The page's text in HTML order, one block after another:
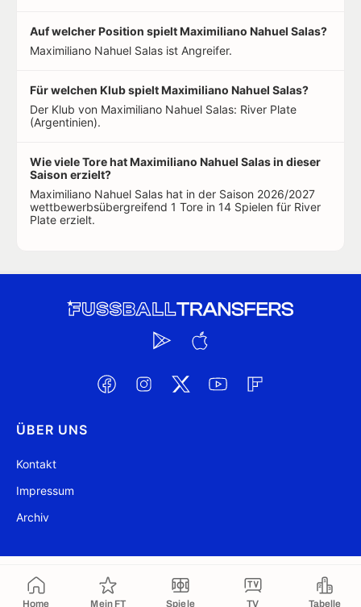
Home Mein FT Spiele TV Tabelle
Auf welcher Position spielt Maximiliano Nahuel Salas?
Maximiliano Nahuel Salas ist Angreifer.
Für welchen Klub spielt Maximiliano Nahuel Salas?
Der Klub von Maximiliano Nahuel Salas: River Plate
(Argentinien).
Wie viele Tore hat Maximiliano Nahuel Salas in dieser
Saison erzielt?
Maximiliano Nahuel Salas hat in der Saison 2026/2027
wettbewerbsübergreifend 1 Tore in 14 Spielen für River
Plate erzielt.
ÜBER UNS
Kontakt
Impressum
Archiv